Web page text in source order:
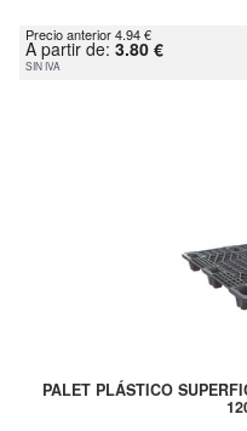
Precio anterior 4.94 €
A partir de: 3.80 €
SIN IVA
PALET PLÁSTICO